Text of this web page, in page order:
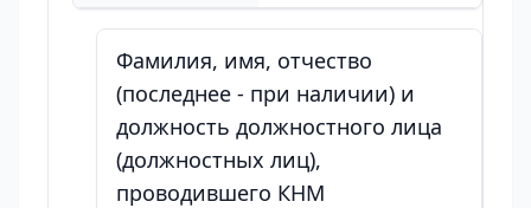
Фамилия, имя, отчество
(последнее - при наличии) и
должность должностного лица
(должностных лиц),
проводившего КНМ